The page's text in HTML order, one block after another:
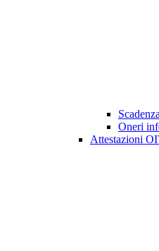
Oneri
Attestazioni